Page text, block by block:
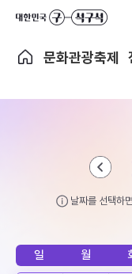
문화관광축제
날짜를 선택하
일 월